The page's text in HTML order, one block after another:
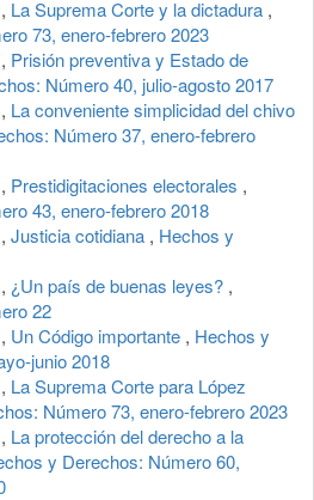
La Suprema Corte y la dictadura ,
73, enero-febrero 2023
Prisión preventiva y Estado de
Número 40, julio-agosto 2017
La conveniente simplicidad del chivo
Número 37, enero-febrero
Prestidigitaciones electorales ,
43, enero-febrero 2018
Justicia cotidiana , Hechos y
¿Un país de buenas leyes? ,
22
Un Código importante , Hechos y
junio 2018
La Suprema Corte para López
Número 73, enero-febrero 2023
La protección del derecho a la
y Derechos: Número 60,